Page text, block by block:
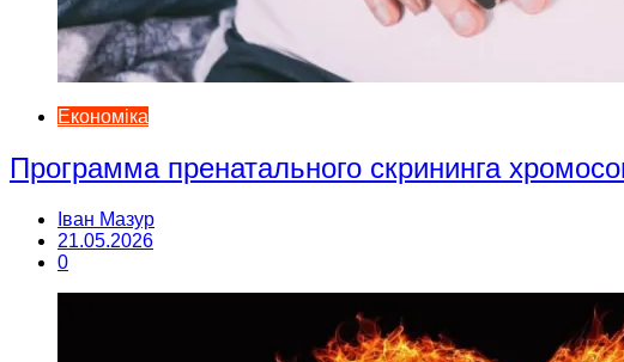
Економіка
Программа пренатального скрининга
Іван Мазур
21.05.2026
0